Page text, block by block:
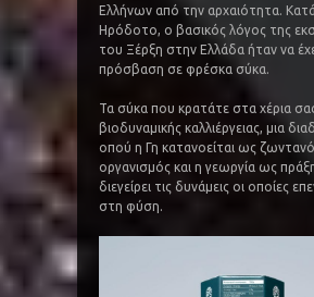
Ελλήνων από την αρχαιότητα.
Ηρόδοτο, ο βασικός λόγος της
του Ξέρξη στην Ελλάδα ήταν να
πρόσβαση σε φρέσκα σύκα.
Τα σύκα που κρατάτε στα χέρια σας
βιοδυναμικής καλλιέργειας, μια
οπού η Γη κατανοείται ως
οργανισμός και η γεωργία ως
διεγείρει τις δυνάμεις οι οποίες
στη φύση.